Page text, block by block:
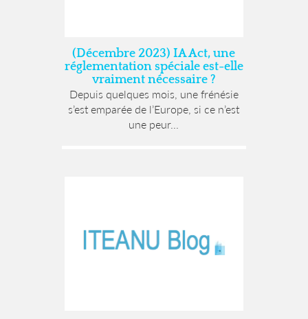
(Décembre 2023) IA Act, une
réglementation spéciale est-elle
vraiment nécessaire ?
Depuis quelques mois, une frénésie
s’est emparée de l’Europe, si ce n’est
une peur...